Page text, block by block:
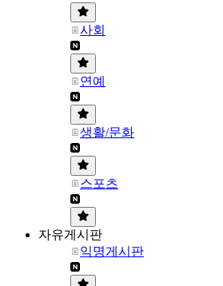
사회
연예
생활/문화
스포츠
자유게시판
익명게시판